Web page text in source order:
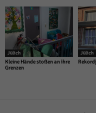
Jülich
Kleine Hände stoßen an ihre
Grenzen
Jülich